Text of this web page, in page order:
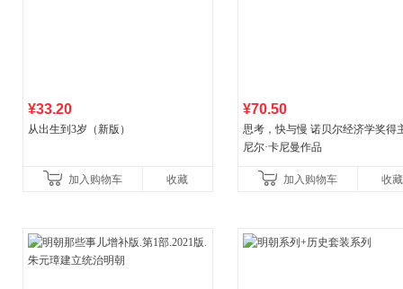
¥33.20
从出生到3岁（新版）
加入购物车 收藏
¥70.50
思考，快与慢 诺贝尔经济学奖得
尼尔·卡尼曼作品
加入购物车 收藏